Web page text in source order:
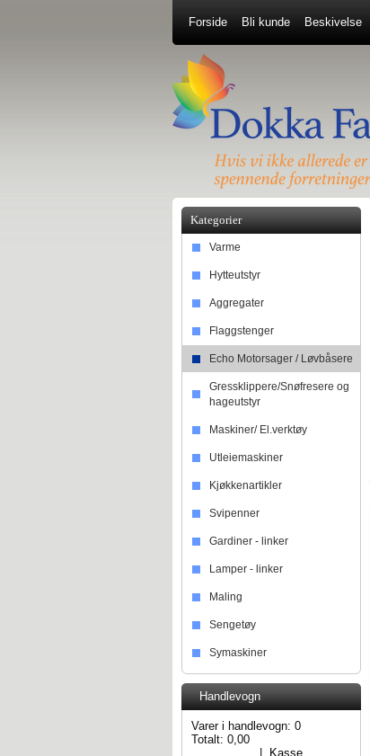
Forside Bli kunde Beskivelse
Kategorier
Varme
Hytteutstyr
Aggregater
Flaggstenger
Echo Motorsager / Løvbåsere
Gressklippere/Snøfresere og
hageutstyr
Maskiner/ El.verktøy
Utleiemaskiner
Kjøkkenartikler
Svipenner
Gardiner - linker
Lamper - linker
Maling
Sengetøy
Symaskiner
Handlevogn
Varer i handlevogn: 0
Totalt: 0,00
Kasse